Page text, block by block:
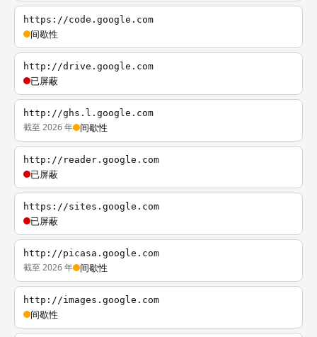
https://code.google.com
间歇性
http://drive.google.com
已屏蔽
http://ghs.l.google.com
截至 2026 年 间歇性
http://reader.google.com
已屏蔽
https://sites.google.com
已屏蔽
http://picasa.google.com
截至 2026 年 间歇性
http://images.google.com
间歇性